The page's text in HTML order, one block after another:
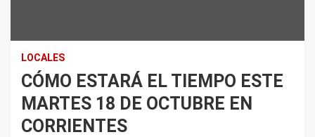
LOCALES
CÓMO ESTARÁ EL TIEMPO ESTE
MARTES 18 DE OCTUBRE EN
CORRIENTES